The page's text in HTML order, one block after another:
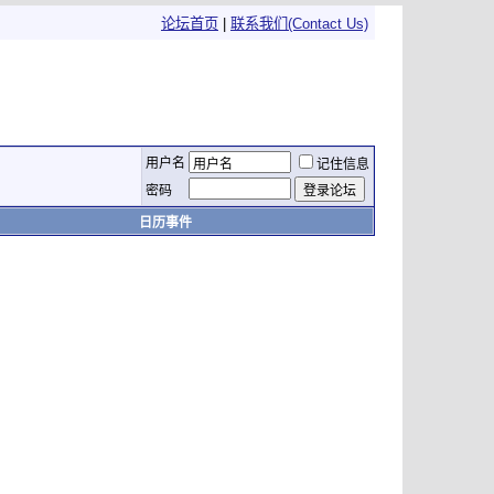
论坛首页 联系我们(Contact Us)
用户名
记住信息
密码
日历事件